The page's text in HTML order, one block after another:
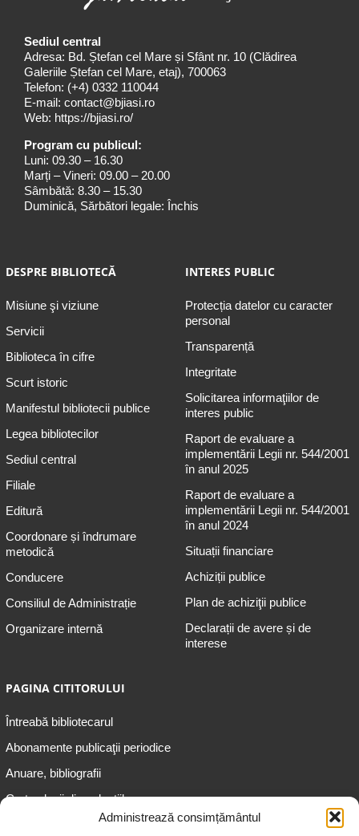
Administrează consimțământul
Sediul central
Adresa: Bd. Ștefan cel Mare și Sfânt nr. 10 (Clădirea
Galeriile Ștefan cel Mare, etaj), 700063
Telefon: (+4) 0332 110044
E-mail: contact@bjiasi.ro
Web: https://bjiasi.ro/
Program cu publicul:
Luni: 09.30 – 16.30
Marți – Vineri: 09.00 – 20.00
Sâmbătă: 8.30 – 15.30
Duminică, Sărbători legale: Închis
DESPRE BIBLIOTECĂ
Misiune şi viziune
Servicii
Biblioteca în cifre
Scurt istoric
Manifestul bibliotecii publice
Legea bibliotecilor
Sediul central
Filiale
Editură
Coordonare și îndrumare
metodică
Conducere
Consiliul de Administrație
Organizare internă
INTERES PUBLIC
Protecția datelor cu caracter
personal
Transparență
Integritate
Solicitarea informaţiilor de
interes public
Raport de evaluare a
implementării Legii nr. 544/2001
în anul 2025
Raport de evaluare a
implementării Legii nr. 544/2001
în anul 2024
Situații financiare
Achiziții publice
Plan de achiziţii publice
Declarații de avere și de
interese
PAGINA CITITORULUI
Întreabă bibliotecarul
Abonamente publicaţii periodice
Anuare, bibliografii
Cartea lunii din colecțiile